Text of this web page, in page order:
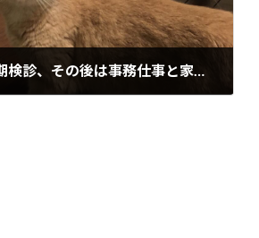
猫達の定期検診、その後は事務仕事と家事の１日